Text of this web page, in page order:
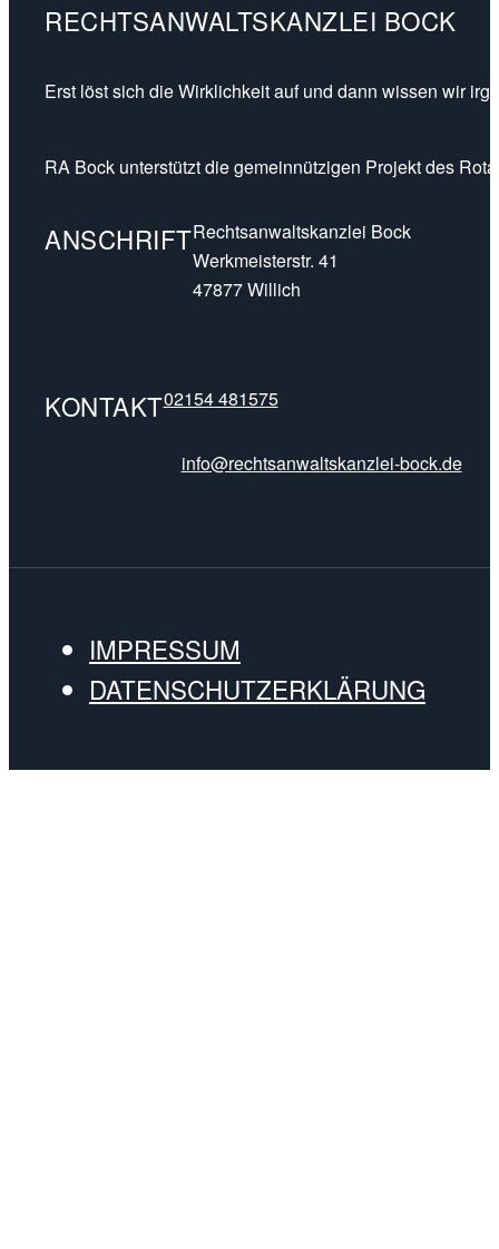
RECHTSANWALTSKANZLEI BOCK
Erst löst sich die Wirklichkeit auf und dann wissen wir
RA Bock unterstützt die gemeinnützigen Projekt des
ANSCHRIFTRechtsanwaltskanzlei Bock
Werkmeisterstr. 41
47877 Willich
KONTAKT02154 481575
info@rechtsanwaltskanzlei-bock.de
IMPRESSUM
DATENSCHUTZERKLÄRUNG